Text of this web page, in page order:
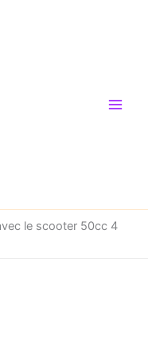
le scooter 50cc 4